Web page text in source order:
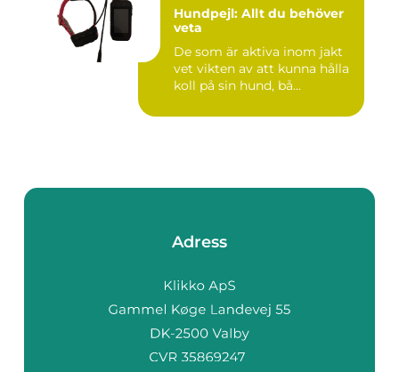
Hundpejl: Allt du behöver
veta
De som är aktiva inom jakt
vet vikten av att kunna hålla
koll på sin hund, bå...
Adress